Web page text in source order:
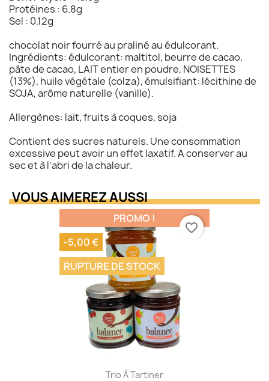
Protéines : 6.8g
Sel : 0.12g
chocolat noir fourré au praliné au édulcorant.
Ingrédients: édulcorant: maltitol, beurre de cacao,
pâte de cacao, LAIT entier en poudre, NOISETTES
(13%), huile végétale (colza), émulsifiant: lécithine de
SOJA, arôme naturelle (vanille).
Allergènes: lait, fruits à coques, soja
Contient des sucres naturels. Une consommation
excessive peut avoir un effet laxatif. A conserver au
sec et à l'abri de la chaleur.
VOUS AIMEREZ AUSSI
Trio À Tartiner
PROMO !
-5,00 €
RUPTURE DE STOCK
favorite_border